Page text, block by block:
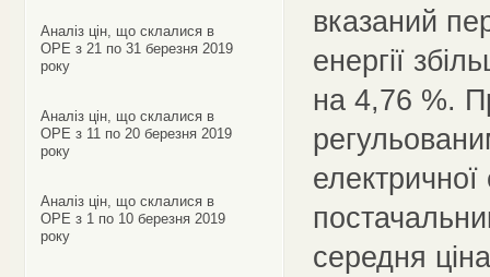
Аналіз цін, що склалися в
ОРЕ з 21 по 31 березня 2019
року
Аналіз цін, що склалися в
ОРЕ з 11 по 20 березня 2019
року
Аналіз цін, що склалися в
ОРЕ з 1 по 10 березня 2019
року
вказаний
енергії
на 4,76 %.
середня